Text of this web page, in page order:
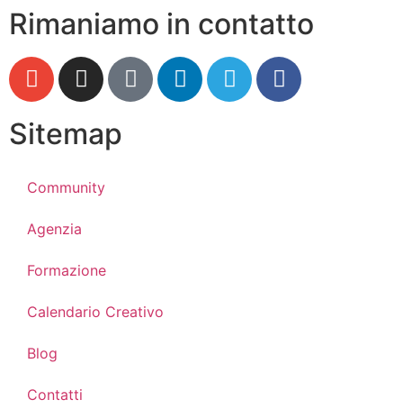
Rimaniamo in contatto
Sitemap
Community
Agenzia
Formazione
Calendario Creativo
Blog
Contatti